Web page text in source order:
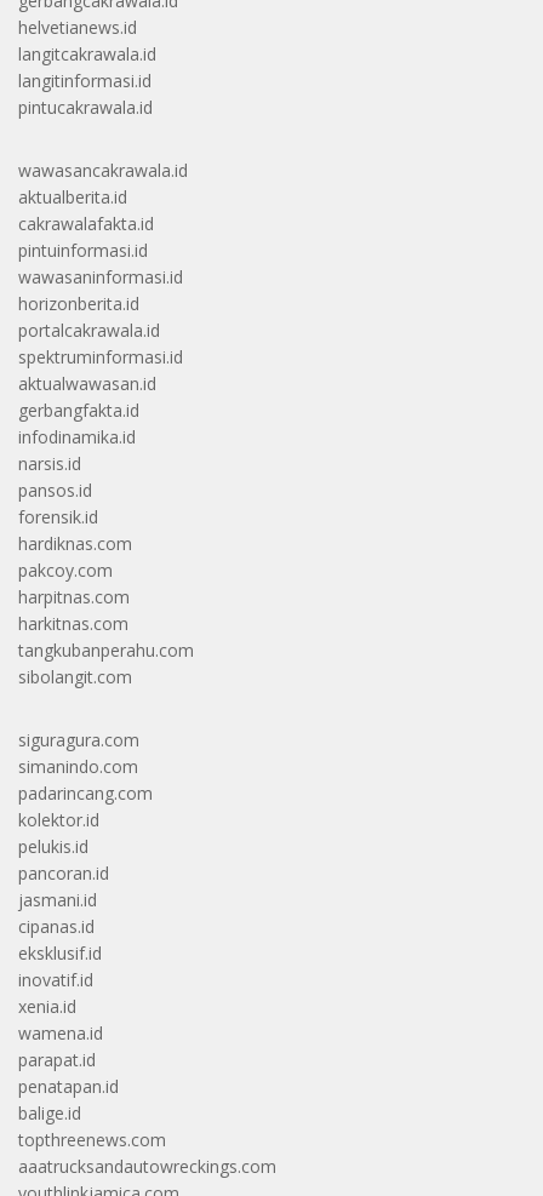
helvetianews.id
langitcakrawala.id
langitinformasi.id
pintucakrawala.id
wawasancakrawala.id
aktualberita.id
cakrawalafakta.id
pintuinformasi.id
wawasaninformasi.id
horizonberita.id
portalcakrawala.id
spektruminformasi.id
aktualwawasan.id
gerbangfakta.id
infodinamika.id
narsis.id
pansos.id
forensik.id
hardiknas.com
pakcoy.com
harpitnas.com
harkitnas.com
tangkubanperahu.com
sibolangit.com
siguragura.com
simanindo.com
padarincang.com
kolektor.id
pelukis.id
pancoran.id
jasmani.id
cipanas.id
eksklusif.id
inovatif.id
xenia.id
wamena.id
parapat.id
penatapan.id
balige.id
topthreenews.com
aaatrucksandautowreckings.com